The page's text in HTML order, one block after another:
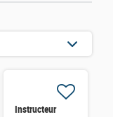
Instructeur